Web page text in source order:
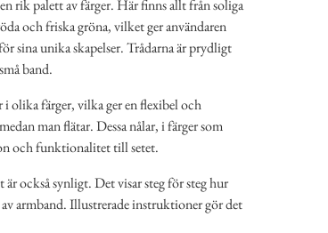
rik palett av färger. Här finns allt från soliga
och friska gröna, vilket ger användaren
sina unika skapelser. Trådarna är prydligt
band.
i olika färger, vilka ger en flexibel och
man flätar. Dessa nålar, i färger som
och funktionalitet till setet.
också synligt. Det visar steg för steg hur
armband. Illustrerade instruktioner gör det